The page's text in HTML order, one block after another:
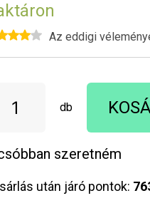
Az eddigi
db
szeretném
után járó pontok: